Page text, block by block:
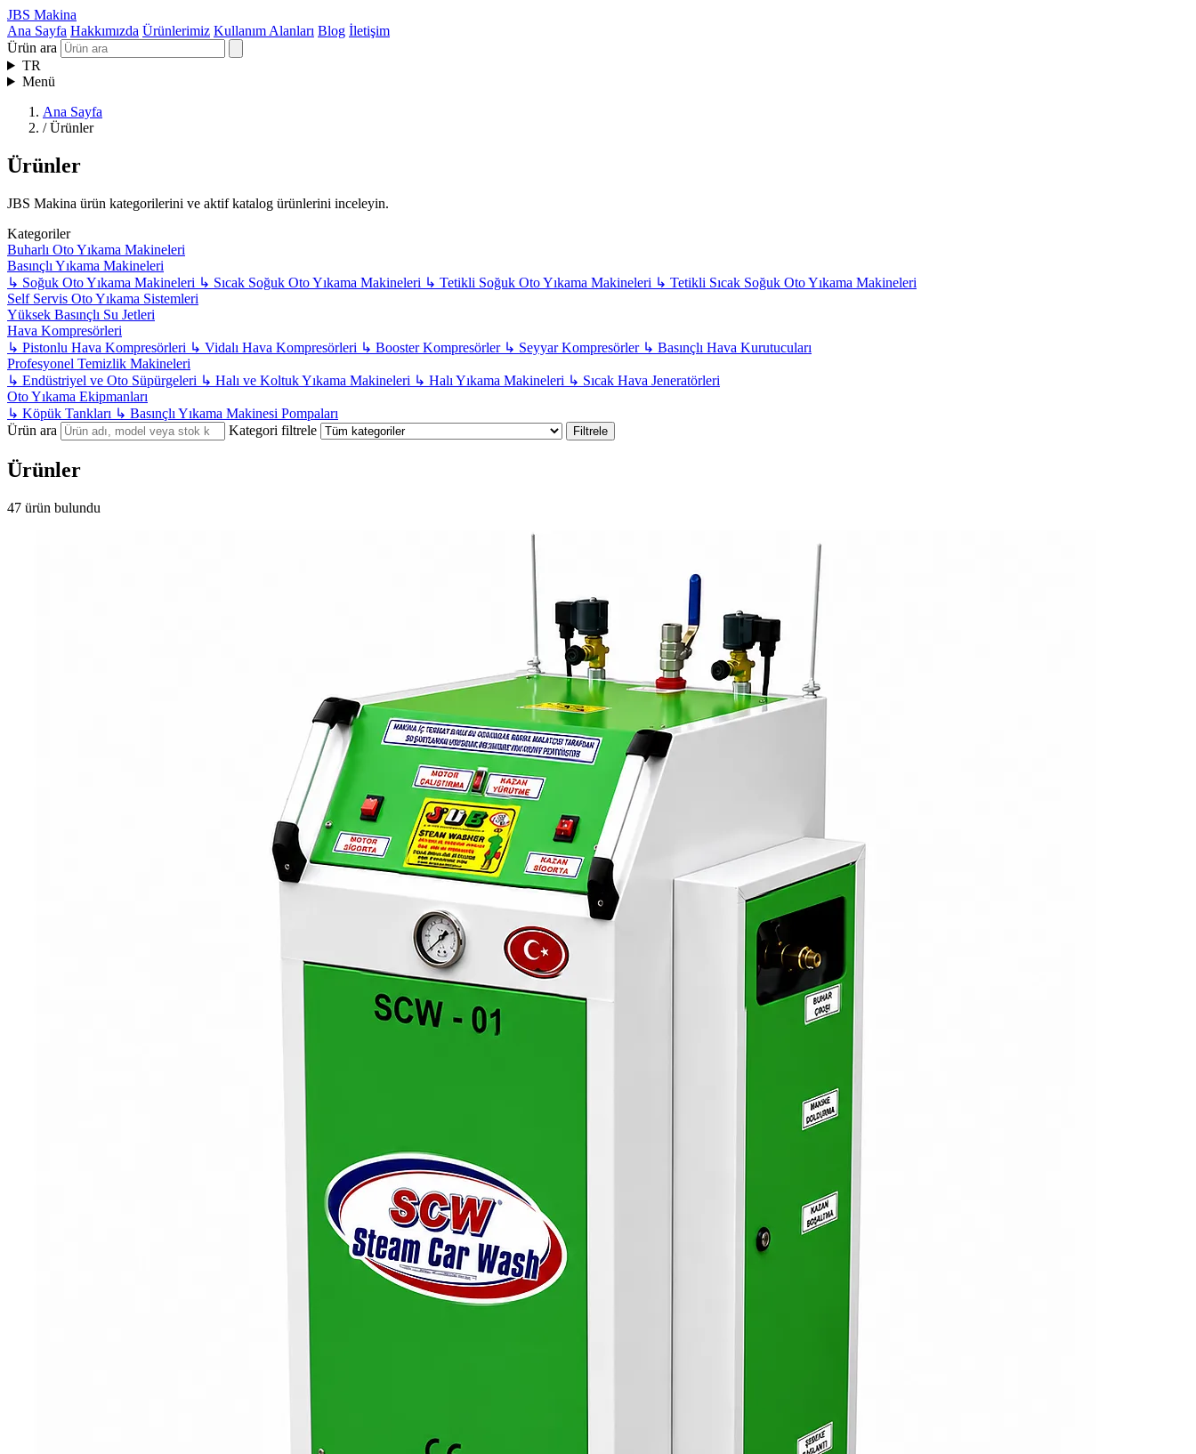
JBS Makina
Ana Sayfa Hakkımızda Ürünlerimiz Kullanım Alanları Blog İletişim
Ürün ara
TR
Menü
Ana Sayfa
/ Ürünler
Ürünler
JBS Makina ürün kategorilerini ve aktif katalog ürünlerini inceleyin.
Kategoriler
Buharlı Oto Yıkama Makineleri
Basınçlı Yıkama Makineleri
↳ Soğuk Oto Yıkama Makineleri ↳ Sıcak Soğuk Oto Yıkama Makineleri ↳ Tetikli Soğuk Oto Yıkama Makineleri ↳ Tetikli Sıcak Soğuk Oto Yıkama Makineleri
Self Servis Oto Yıkama Sistemleri
Yüksek Basınçlı Su Jetleri
Hava Kompresörleri
↳ Pistonlu Hava Kompresörleri ↳ Vidalı Hava Kompresörleri ↳ Booster Kompresörler ↳ Seyyar Kompresörler ↳ Basınçlı Hava Kurutucuları
Profesyonel Temizlik Makineleri
↳ Endüstriyel ve Oto Süpürgeleri ↳ Halı ve Koltuk Yıkama Makineleri ↳ Halı Yıkama Makineleri ↳ Sıcak Hava Jeneratörleri
Oto Yıkama Ekipmanları
↳ Köpük Tankları ↳ Basınçlı Yıkama Makinesi Pompaları
Ürün ara
Kategori filtrele Filtrele
Ürünler
47 ürün bulundu